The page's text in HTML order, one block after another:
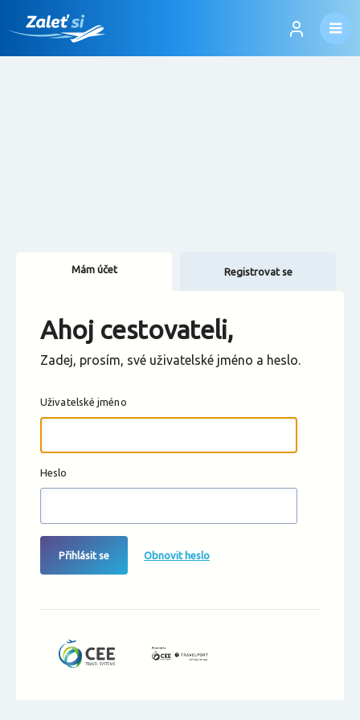
Změnit měnu
Mám účet Registrovat se
Ahoj cestovateli,
Zadej, prosím, své uživatelské jméno a heslo.
Uživatelské jméno
Heslo
Přihlásit se Obnovit heslo